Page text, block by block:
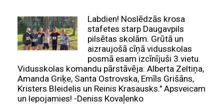
Labdien! Noslēdzās krosa
stafetes starp Daugavpils
pilsētas skolām. Grūtā un
aizraujošā cīņā vidusskolas
posmā esam izcīnījuši 3.vietu.
Vidusskolas komandu pārstāvēja: Alberta Zeltiņa,
Amanda Griķe, Santa Ostrovska, Emīls Grišāns,
Kristers Bleidelis un Reinis Krasausks." Apsveicam
un lepojamies! -Deniss Kovaļenko